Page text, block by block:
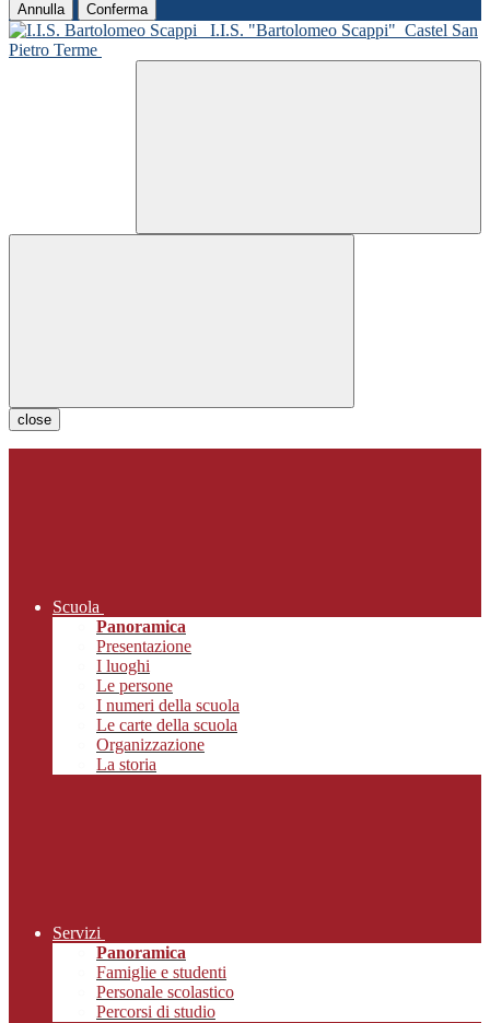
Annulla Conferma
I.I.S. "Bartolomeo Scappi" Castel San
Pietro Terme
close
Scuola
Panoramica
Presentazione
I luoghi
Le persone
I numeri della scuola
Le carte della scuola
Organizzazione
La storia
Servizi
Panoramica
Famiglie e studenti
Personale scolastico
Percorsi di studio